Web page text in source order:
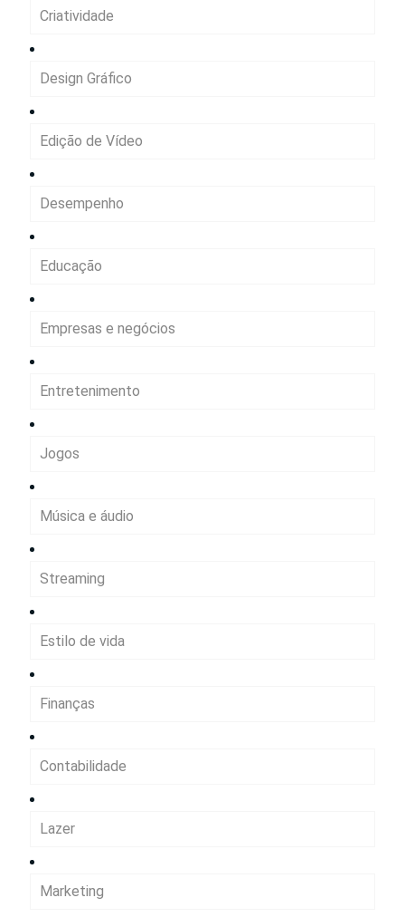
Criatividade
Design Gráfico
Edição de Vídeo
Desempenho
Educação
Empresas e negócios
Entretenimento
Jogos
Música e áudio
Streaming
Estilo de vida
Finanças
Contabilidade
Lazer
Marketing